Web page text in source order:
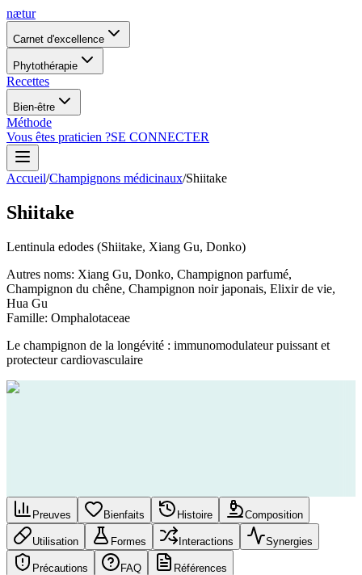
nætur
Carnet d'excellence
Phytothérapie
Recettes
Bien-être
Méthode
Vous êtes praticien ?SE CONNECTER
Accueil/Champignons médicinaux/Shiitake
Shiitake
Lentinula edodes (Shiitake, Xiang Gu, Donko)
Autres noms: Xiang Gu, Donko, Champignon parfumé,
Champignon du chêne, Champignon noir japonais, Elixir de vie,
Hua Gu
Famille: Omphalotaceae
Le champignon de la longévité : immunomodulateur puissant et
protecteur cardiovasculaire
Preuves Bienfaits Histoire Composition
Utilisation Formes Interactions Synergies
Précautions FAQ Références